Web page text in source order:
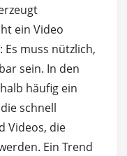
ein Video
muss nützlich,
sein. In den
häufig ein
schnell
Videos, die
Ein Trend